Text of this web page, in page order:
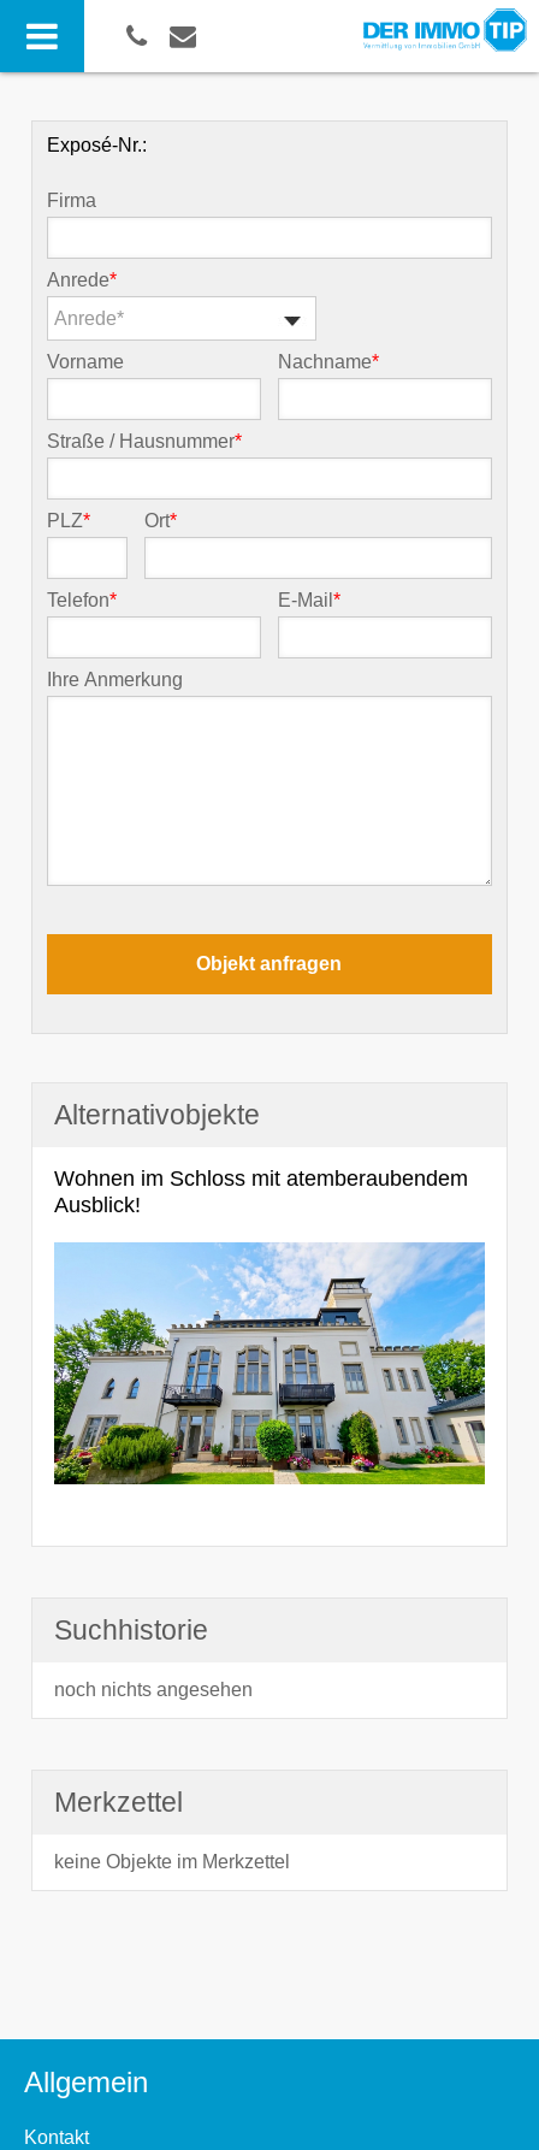
Exposé-Nr.:
Firma
Anrede*
Anrede*
Vorname Nachname*
Straße / Hausnummer*
PLZ* Ort*
Telefon* E-Mail*
Ihre Anmerkung
Alternativobjekte
Wohnen im Schloss mit atemberaubendem
Ausblick!
Suchhistorie
noch nichts angesehen
Merkzettel
keine Objekte im Merkzettel
Allgemein
Kontakt